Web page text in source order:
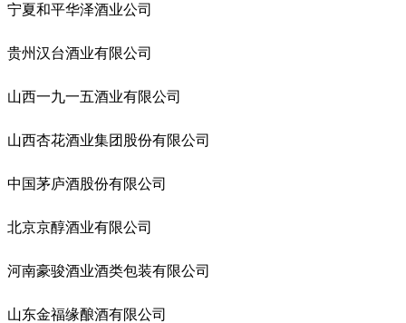
宁夏和平华泽酒业公司
贵州汉台酒业有限公司
山西一九一五酒业有限公司
山西杏花酒业集团股份有限公司
中国茅庐酒股份有限公司
北京京醇酒业有限公司
河南豪骏酒业酒类包装有限公司
山东金福缘酿酒有限公司